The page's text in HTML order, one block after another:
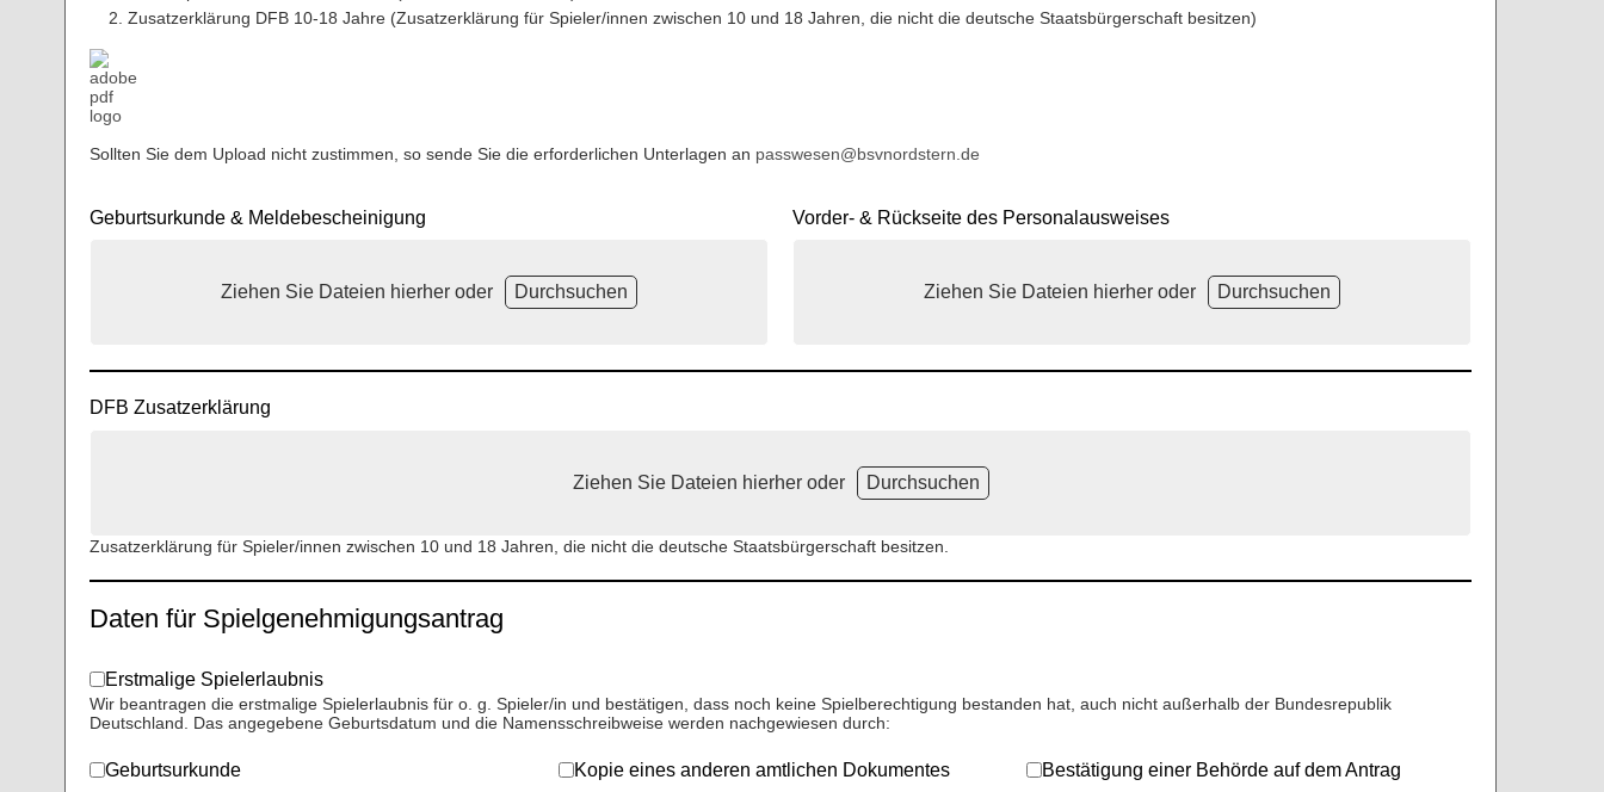
Zusatzerklärung DFB 10-18 Jahre (Zusatzerklärung für Spieler/innen zwischen 10 und 18 Jahren, die nicht die deutsche Staatsbürgerschaft besitzen)
Sollten Sie dem Upload nicht zustimmen, so sende Sie die erforderlichen Unterlagen an passwesen@bsvnordstern.de
Geburtsurkunde & Meldebescheinigung
Ziehen Sie Dateien hierher oder Durchsuchen
Vorder- & Rückseite des Personalausweises
Ziehen Sie Dateien hierher oder Durchsuchen
DFB Zusatzerklärung
Ziehen Sie Dateien hierher oder Durchsuchen
Zusatzerklärung für Spieler/innen zwischen 10 und 18 Jahren, die nicht die deutsche Staatsbürgerschaft besitzen.
Daten für Spielgenehmigungsantrag
Erstmalige Spielerlaubnis
Wir beantragen die erstmalige Spielerlaubnis für o. g. Spieler/in und bestätigen, dass noch keine Spielberechtigung bestanden hat, auch nicht außerhalb der Bundesrepublik
Deutschland. Das angegebene Geburtsdatum und die Namensschreibweise werden nachgewiesen durch:
Geburtsurkunde Kopie eines anderen amtlichen Dokumentes Bestätigung einer Behörde auf dem Antrag